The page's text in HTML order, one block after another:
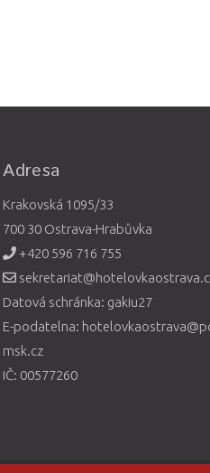
Adresa
Krakovská 1095/33
700 30 Ostrava-Hrabůvka
+420 596 716 755
Datová schránka: gakiu27
E-podatelna:
msk.cz
IČ: 00577260